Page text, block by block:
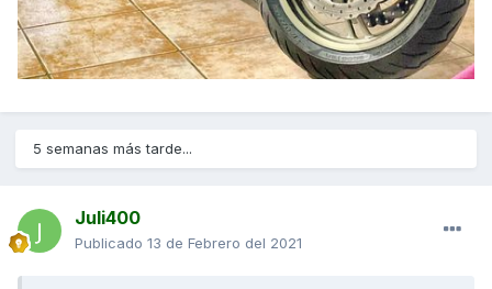
5 semanas más tarde...
Juli400
Publicado 13 de Febrero del 2021